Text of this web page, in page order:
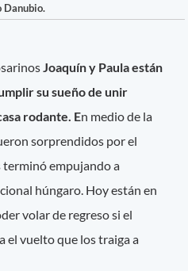
Danubio.
Joaquín y Paula están
su sueño de unir
rodante. En medio de la
sorprendidos por el
terminó empujando a
húngaro. Hoy están en
volar de regreso si el
el vuelto que los traiga a